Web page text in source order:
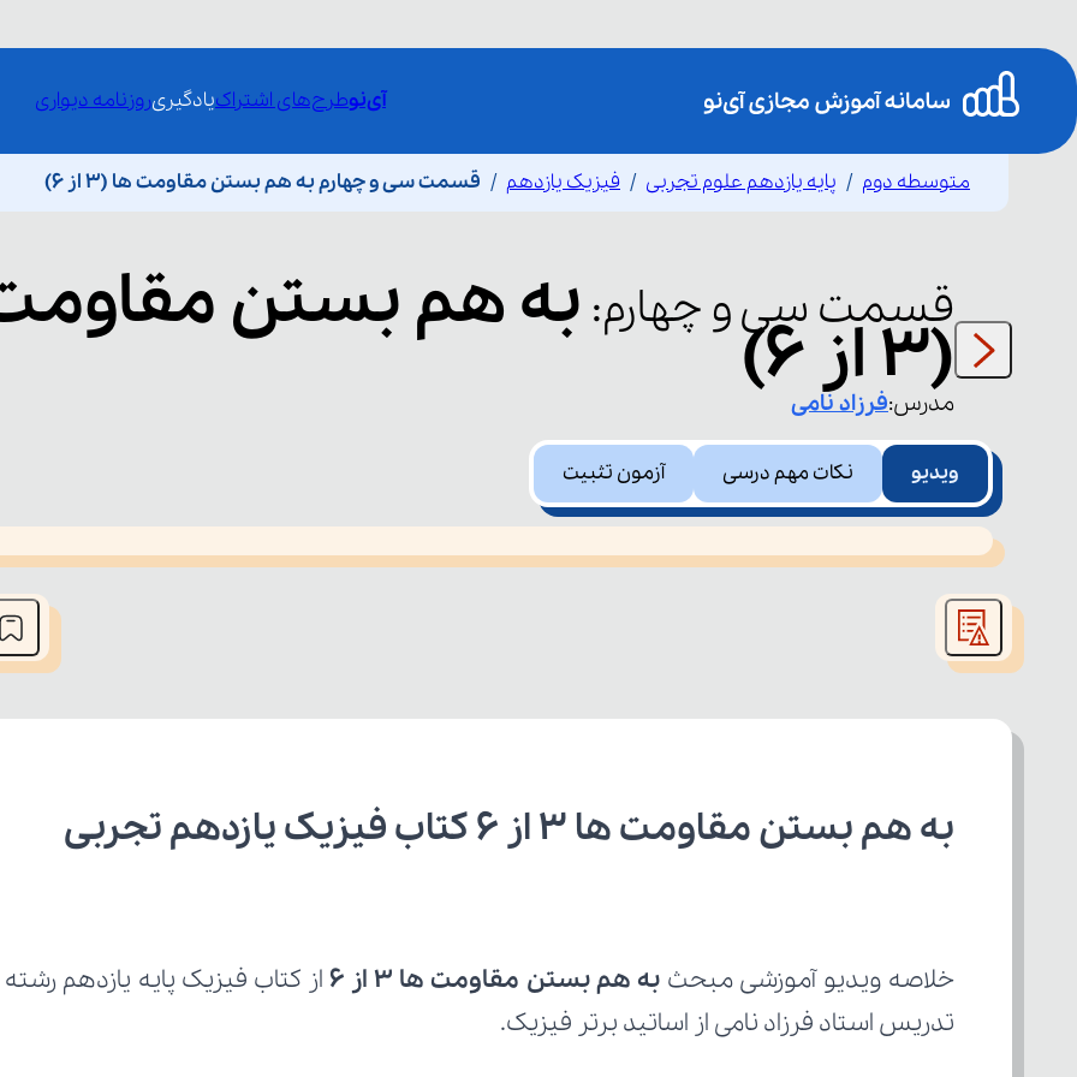
آی‌نوطرح‌های اشتراکیادگیریروزنامه دیواری
متوسطه دوم پایه یازدهم علوم تجربی فیزیک یازدهم قسمت سی و چهارم به هم بستن مقاومت ها (3 از 6)
قسمت سی و چهارم: به هم بستن
(3 از 6)
مدرس:فرزادنامی
ویدیو نکات مهم درسی آزمون تثبیت
This
is
window.
به هم بستن مقاومت ها 3 از 6 کتاب فیزیک یازدهم تجربی
خلاصه ویدیو آموزشی مبحث به هم بستن مقاومت ها 3 از 6
تدریس استاد فرزاد نامی از اساتید برتر فیزیک.